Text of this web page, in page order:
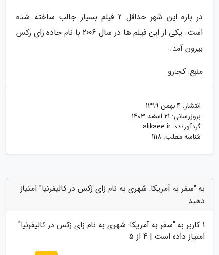
در باره این شهر حداقل 2 فیلم بسیار جالب ساخته شده
است. یکی از این فیلم ها در سال 2006 با نام جاده زای زکس
بیرون آمد.
منبع: کجارو
انتشار: 4 بهمن 1399
بروزرسانی: 21 اسفند 1403
گردآورنده: alikaee.ir
شناسه مطلب: 1118
به "سفر به آمریکا: شهری به نام زای زکس در کالیفرنیا" امتیاز
دهید
1 کاربر به "سفر به آمریکا: شهری به نام زای زکس در کالیفرنیا"
امتیاز داده است | 4 از 5